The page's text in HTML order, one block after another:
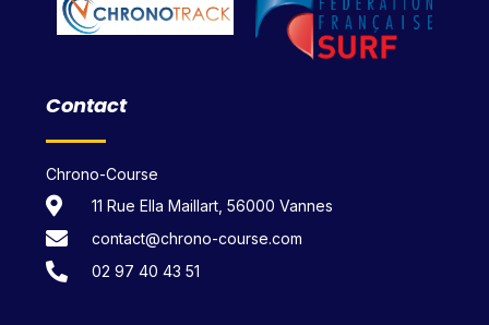
Contact
Chrono-Course
11 Rue Ella Maillart, 56000 Vannes
contact@chrono-course.com
02 97 40 43 51